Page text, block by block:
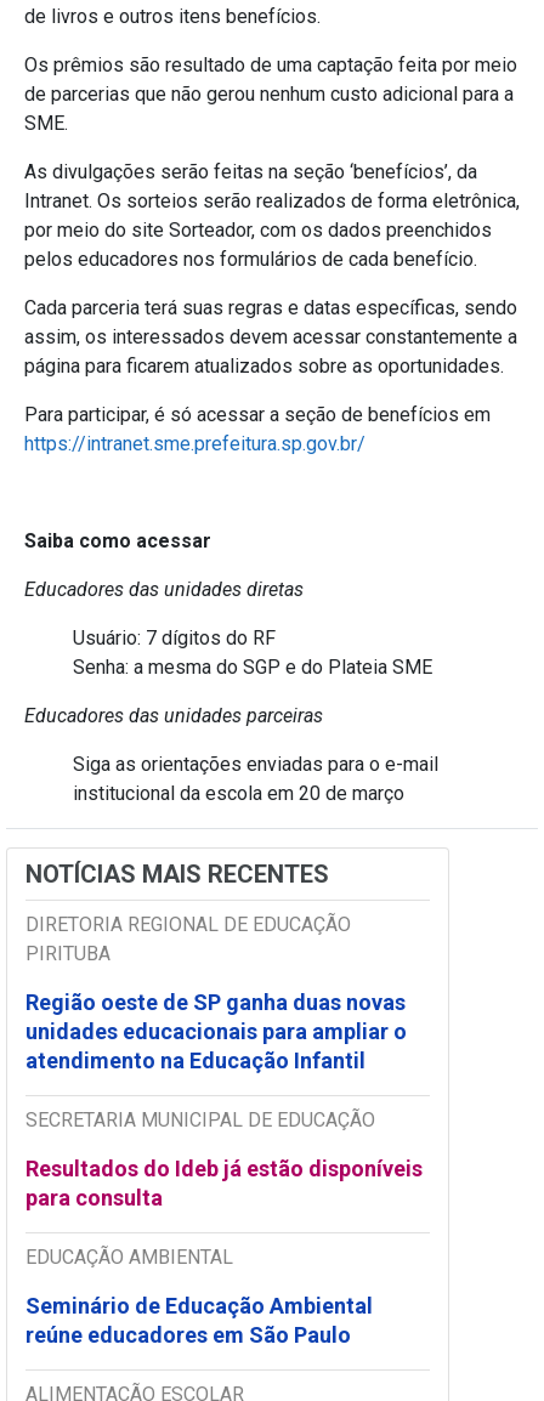
de livros e outros itens benefícios.
Os prêmios são resultado de uma captação feita por meio
de parcerias que não gerou nenhum custo adicional para a
SME.
As divulgações serão feitas na seção ‘benefícios’, da
Intranet. Os sorteios serão realizados de forma eletrônica,
por meio do site Sorteador, com os dados preenchidos
pelos educadores nos formulários de cada benefício.
Cada parceria terá suas regras e datas específicas, sendo
assim, os interessados devem acessar constantemente a
página para ficarem atualizados sobre as oportunidades.
Para participar, é só acessar a seção de benefícios em
https://intranet.sme.prefeitura.sp.gov.br/
Saiba como acessar
Educadores das unidades diretas
Usuário: 7 dígitos do RF
Senha: a mesma do SGP e do Plateia SME
Educadores das unidades parceiras
Siga as orientações enviadas para o e-mail
institucional da escola em 20 de março
NOTÍCIAS MAIS RECENTES
DIRETORIA REGIONAL DE EDUCAÇÃO
PIRITUBA
Região oeste de SP ganha duas novas
unidades educacionais para ampliar o
atendimento na Educação Infantil
SECRETARIA MUNICIPAL DE EDUCAÇÃO
Resultados do Ideb já estão disponíveis
para consulta
EDUCAÇÃO AMBIENTAL
Seminário de Educação Ambiental
reúne educadores em São Paulo
ALIMENTAÇÃO ESCOLAR